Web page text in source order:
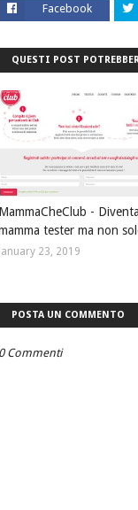
Facebook
QUESTI POST
MammaCheClub - Diventa
tester ma non
January 23, 2019
POSTA UN COMMENTO
0 Commenti